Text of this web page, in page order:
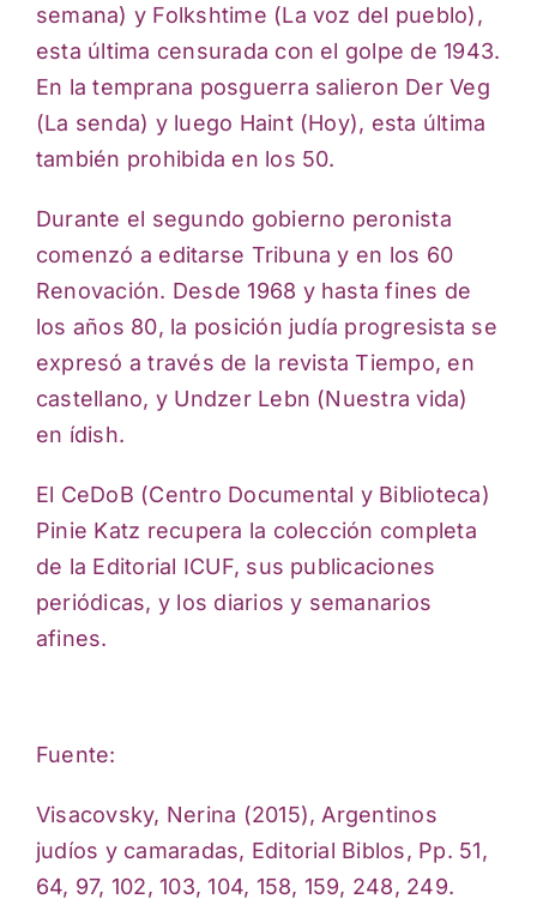
semana) y Folkshtime (La voz del pueblo),
esta última censurada con el golpe de 1943.
En la temprana posguerra salieron Der Veg
(La senda) y luego Haint (Hoy), esta última
también prohibida en los 50.
Durante el segundo gobierno peronista
comenzó a editarse Tribuna y en los 60
Renovación. Desde 1968 y hasta fines de
los años 80, la posición judía progresista se
expresó a través de la revista Tiempo, en
castellano, y Undzer Lebn (Nuestra vida)
en ídish.
El CeDoB (Centro Documental y Biblioteca)
Pinie Katz recupera la colección completa
de la Editorial ICUF, sus publicaciones
periódicas, y los diarios y semanarios
afines.
Fuente:
Visacovsky, Nerina (2015), Argentinos
judíos y camaradas, Editorial Biblos, Pp. 51,
64, 97, 102, 103, 104, 158, 159, 248, 249.